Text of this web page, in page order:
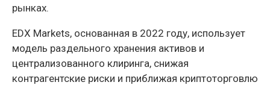
рынках.
EDX Markets, основанная в 2022 году, использует
модель раздельного хранения активов и
централизованного клиринга, снижая
контрагентские риски и приближая криптоторговлю